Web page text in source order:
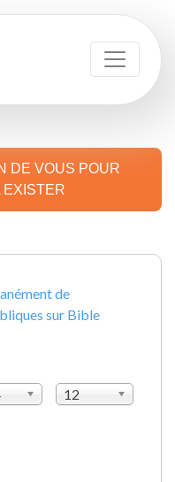
DE VOUS POUR
EXISTER
de
sur Bible
12